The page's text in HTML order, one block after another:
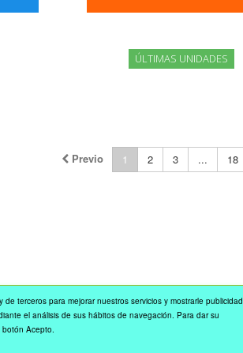
ÚLTIMAS UNIDADES
Previo 1 2 3 ... 18
terceros para mejorar nuestros servicios y mostrarle publicidad
el análisis de sus hábitos de navegación. Para dar su
Acepto.